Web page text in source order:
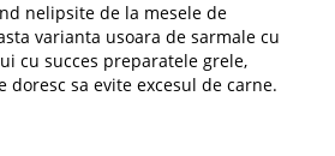
nelipsite de la mesele de
varianta usoara de sarmale cu
cu succes preparatele grele,
sa evite excesul de carne.